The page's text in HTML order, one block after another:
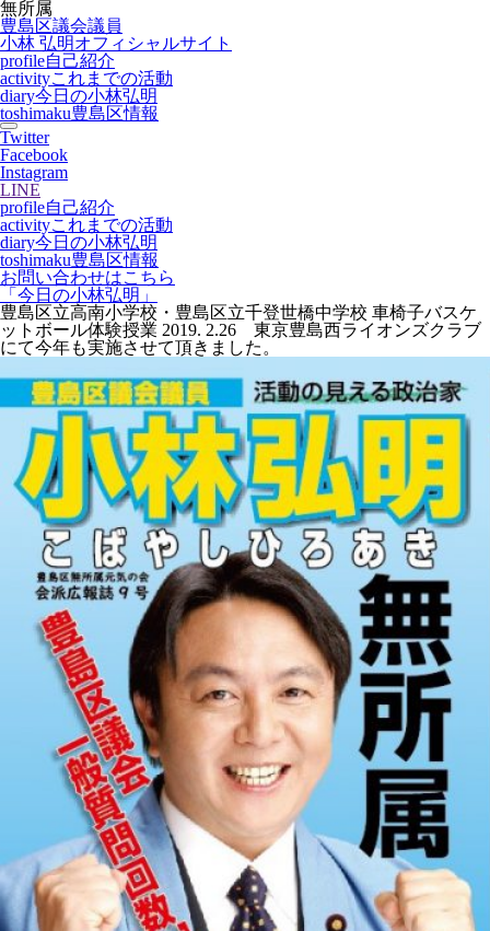
無所属
豊島区議会議員
小林 弘明オフィシャルサイト
profile自己紹介
activityこれまでの活動
diary今日の小林弘明
toshimaku豊島区情報
Twitter
Facebook
Instagram
LINE
profile自己紹介
activityこれまでの活動
diary今日の小林弘明
toshimaku豊島区情報
お問い合わせはこちら
「今日の小林弘明」
豊島区立高南小学校・豊島区立千登世橋中学校 車椅子バスケ
ットボール体験授業 2019. 2.26 東京豊島西ライオンズクラブ
にて今年も実施させて頂きました。